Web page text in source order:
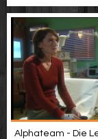
Alphateam - Die